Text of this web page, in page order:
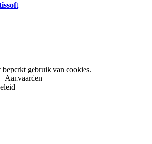
beperkt gebruik van cookies.
Aanvaarden